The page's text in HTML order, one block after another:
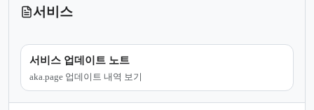
서비스
서비스 업데이트 노트
aka.page 업데이트 내역 보기